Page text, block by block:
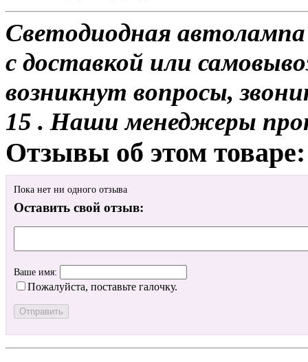
Светодиодная
с доставкой или
возникнут вопросы,
15 . Наши менеджеры
Отзывы об этом товаре:
Пока нет ни одного отзыва
Оставить свой отзыв:
Ваше имя:
Пожалуйста, поставьте галочку.